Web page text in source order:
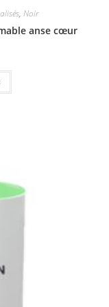
, Noir
anse cœur